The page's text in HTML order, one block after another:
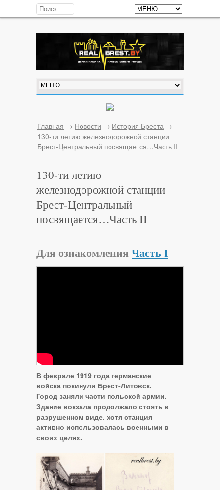
Главная → Новости → История Бреста →
130-ти летию железнодорожной станции
Брест-Центральный посвящается…Часть II
130-ти летию
железнодорожной станции
Брест-Центральный
посвящается…Часть II
Для ознакомления Часть I
В феврале 1919 года германские
войска покинули Брест-Литовск.
Город заняли части польской армии.
Здание вокзала продолжало стоять в
разрушенном виде, хотя станция
активно использовалась военными в
своих целях.